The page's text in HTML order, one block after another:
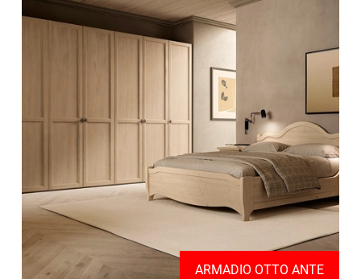
ARMADIO OTTO ANTE